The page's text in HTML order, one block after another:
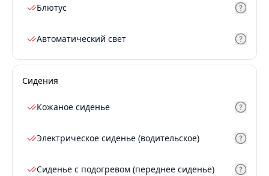
Блютус
Автоматический свет
Сидения
Кожаное сиденье
Электрическое сиденье (водительское)
Сиденье с подогревом (переднее сиденье)